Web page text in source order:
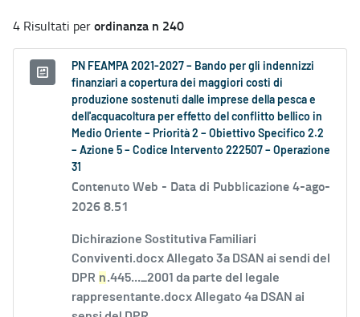
4 Risultati perordinanza n 240
PN FEAMPA 2021-2027 – Bando per gli indennizzi
finanziari a copertura dei maggiori costi di
produzione sostenuti dalle imprese della pesca e
dell'acquacoltura per effetto del conflitto bellico in
Medio Oriente – Priorità 2 – Obiettivo Specifico 2.2
– Azione 5 – Codice Intervento 222507 – Operazione
31
Contenuto Web - Data di Pubblicazione 4-ago-
2026 8.51
Dichirazione Sostitutiva Familiari
Conviventi.docx Allegato 3a DSAN ai sendi del
DPR n.445..._2001 da parte del legale
rappresentante.docx Allegato 4a DSAN ai